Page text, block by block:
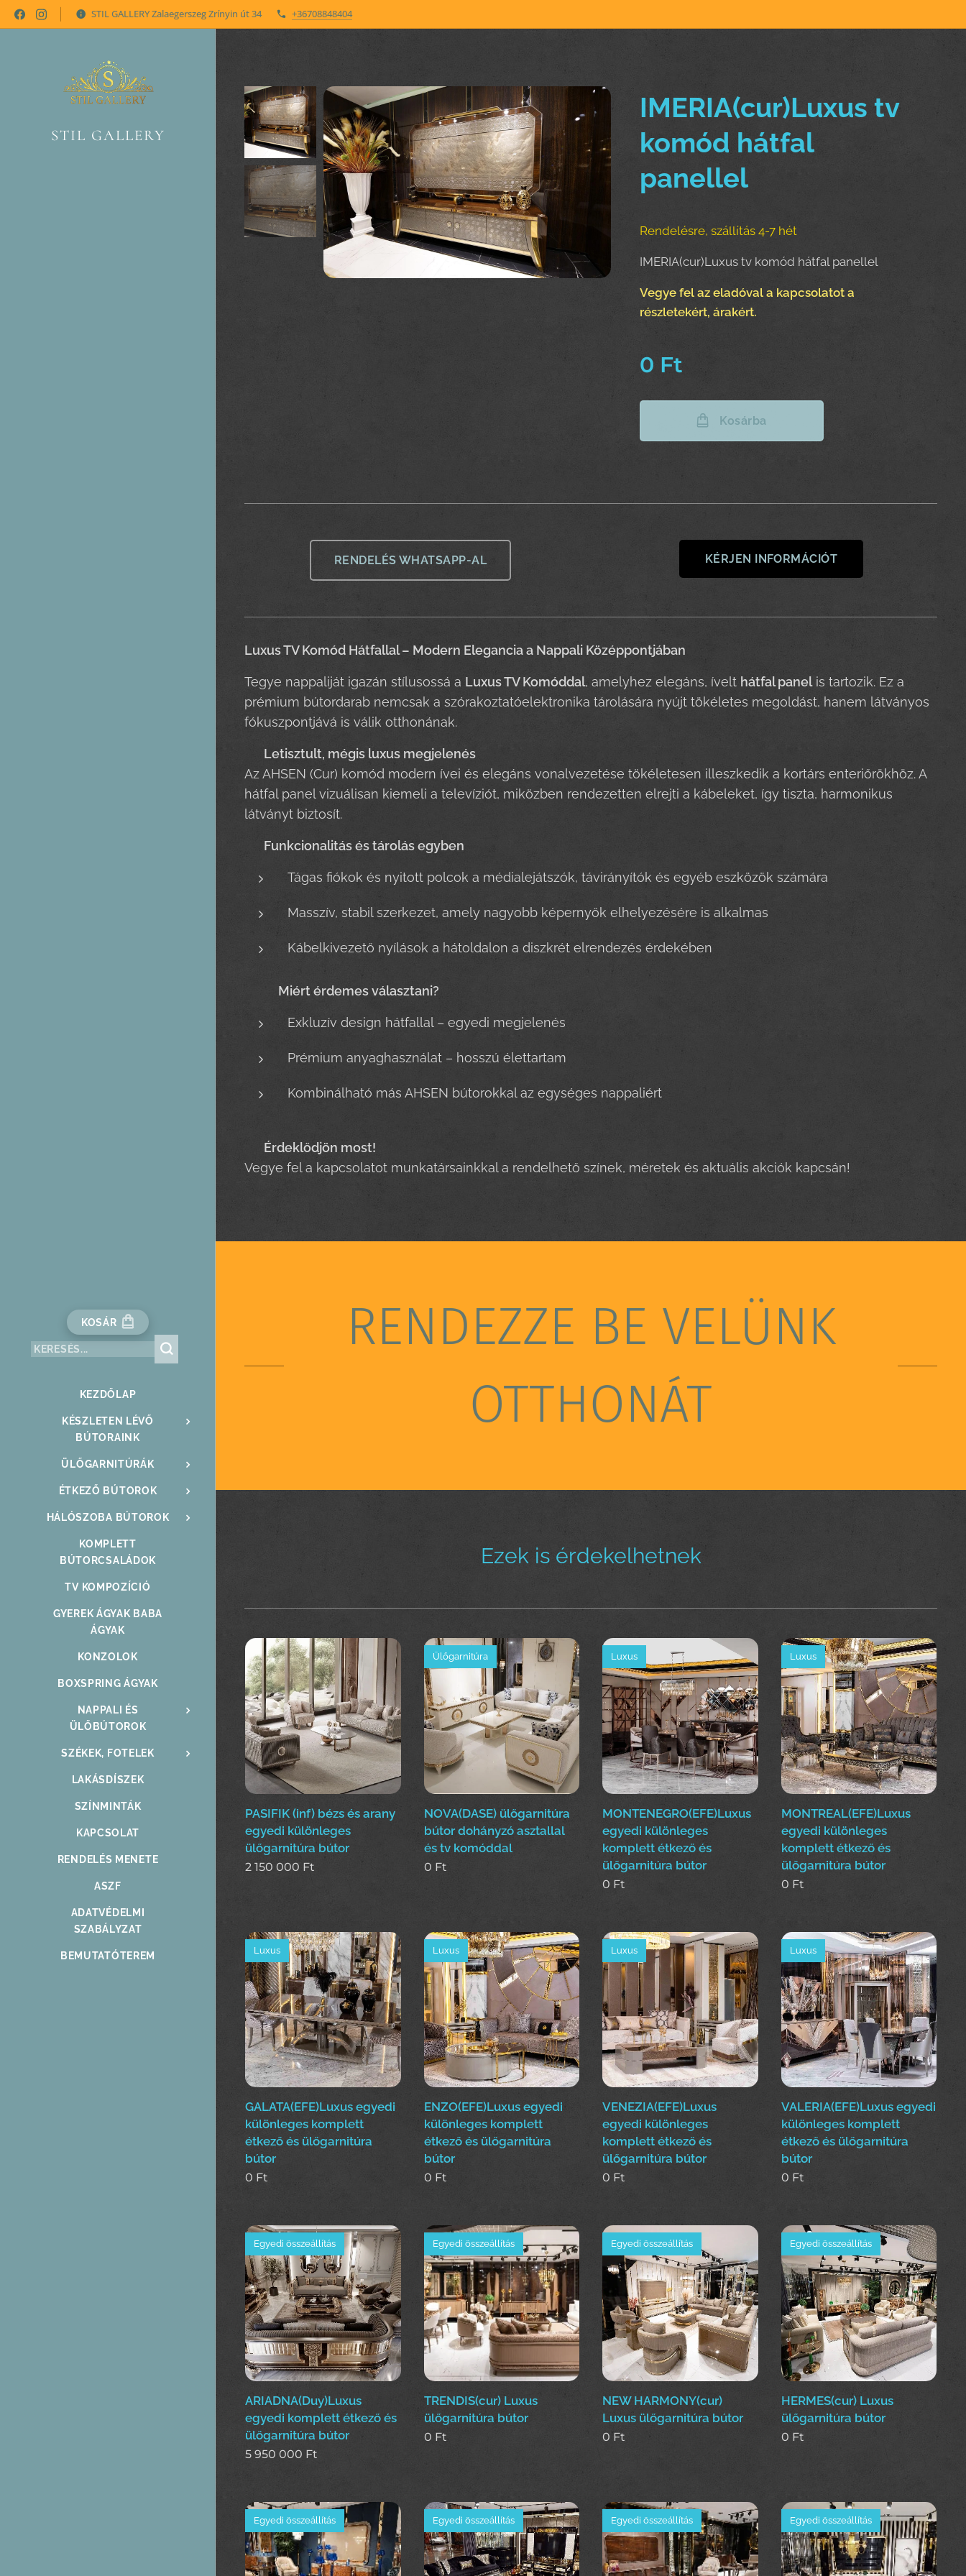
STIL GALLERY Zalaegerszeg Zrínyin út 34 +36708848404
STIL GALLERY
KOSÁR
KEZDŐLAP
KÉSZLETEN LÉVŐ
BÚTORAINK
ÜLŐGARNITÚRÁK
ÉTKEZŐ BÚTOROK
HÁLÓSZOBA BÚTOROK
KOMPLETT
BÚTORCSALÁDOK
TV KOMPOZÍCIÓ
GYEREK ÁGYAK BABA
ÁGYAK
KONZOLOK
BOXSPRING ÁGYAK
NAPPALI ÉS
ÜLŐBÚTOROK
SZÉKEK, FOTELEK
LAKÁSDÍSZEK
SZÍNMINTÁK
KAPCSOLAT
RENDELÉS MENETE
ASZF
ADATVÉDELMI
SZABÁLYZAT
BEMUTATÓTEREM
IMERIA(cur)Luxus tv
komód hátfal
panellel
Rendelésre, szállítás 4-7 hét
IMERIA(cur)Luxus tv komód hátfal panellel
Vegye fel az eladóval a kapcsolatot a
részletekért, árakért.
0 Ft
Kosárba
RENDELÉS WHATSAPP-AL KÉRJEN INFORMÁCIÓT
Luxus TV Komód Hátfallal – Modern Elegancia a Nappali Középpontjában
Tegye nappaliját igazán stílusossá a Luxus TV Komóddal, amelyhez elegáns, ívelt hátfal panelis tartozik. Ez a
prémium bútordarab nemcsak a szórakoztatóelektronika tárolására nyújt tökéletes megoldást, hanem látványos
fókuszpontjává is válik otthonának.
Letisztult, mégis luxus megjelenés
Az AHSEN (Cur) komód modern ívei és elegáns vonalvezetése tökéletesen illeszkedik a kortárs enteriőrökhöz. A
hátfal panel vizuálisan kiemeli a televíziót, miközben rendezetten elrejti a kábeleket, így tiszta, harmonikus
látványt biztosít.
Funkcionalitás és tárolás egyben
Tágas fiókok és nyitott polcok a médialejátszók, távirányítók és egyéb eszközök számára
Masszív, stabil szerkezet, amely nagyobb képernyők elhelyezésére is alkalmas
Kábelkivezető nyílások a hátoldalon a diszkrét elrendezés érdekében
Miért érdemes választani?
Exkluzív design hátfallal – egyedi megjelenés
Prémium anyaghasználat – hosszú élettartam
Kombinálható más AHSEN bútorokkal az egységes nappaliért
Érdeklődjön most!
Vegye fel a kapcsolatot munkatársainkkal a rendelhető színek, méretek és aktuális akciók kapcsán!
RENDEZZE BE VELÜNK
OTTHONÁT
Ezek is érdekelhetnek
PASIFIK (inf) bézs és arany
egyedi különleges
ülőgarnitúra bútor
2 150 000 Ft
NOVA(DASE) ülőgarnitúra
bútor dohányzó asztallal
és tv komóddal
Ülőgarnitúra
0 Ft
MONTENEGRO(EFE)Luxus
egyedi különleges
komplett étkező és
ülőgarnitúra bútor
Luxus
0 Ft
MONTREAL(EFE)Luxus
egyedi különleges
komplett étkező és
ülőgarnitúra bútor
Luxus
0 Ft
GALATA(EFE)Luxus egyedi
különleges komplett
étkező és ülőgarnitúra
bútor
Luxus
0 Ft
ENZO(EFE)Luxus egyedi
különleges komplett
étkező és ülőgarnitúra
bútor
Luxus
0 Ft
VENEZIA(EFE)Luxus
egyedi különleges
komplett étkező és
ülőgarnitúra bútor
Luxus
0 Ft
VALERIA(EFE)Luxus egyedi
különleges komplett
étkező és ülőgarnitúra
bútor
Luxus
0 Ft
ARIADNA(Duy)Luxus
egyedi komplett étkező és
ülőgarnitúra bútor
Egyedi összeállítás
5 950 000 Ft
TRENDIS(cur) Luxus
ülőgarnitúra bútor
Egyedi összeállítás
0 Ft
NEW HARMONY(cur)
Luxus ülőgarnitúra bútor
Egyedi összeállítás
0 Ft
HERMES(cur) Luxus
ülőgarnitúra bútor
Egyedi összeállítás
0 Ft
Egyedi összeállítás Egyedi összeállítás Egyedi összeállítás Egyedi összeállítás